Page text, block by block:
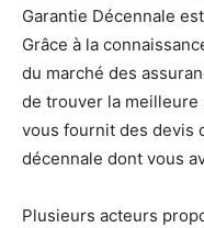
Garantie Décennale
Grâce à la
du marché des
de trouver la
vous fournit des devis
décennale dont vous
Plusieurs acteurs